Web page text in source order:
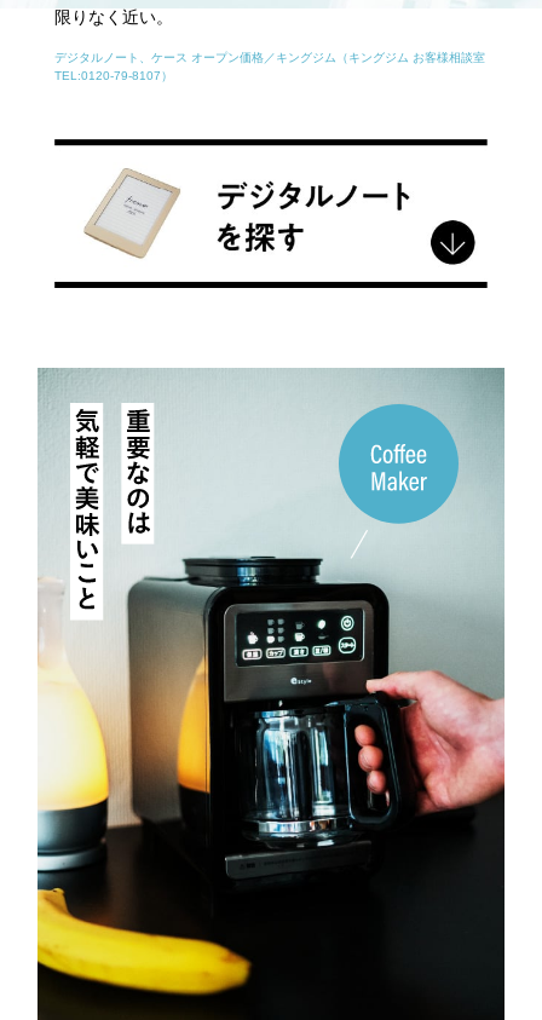
限りなく近い。
デジタルノート、ケース オープン価格／キングジム（キングジム お客様相談室
TEL:0120-79-8107）